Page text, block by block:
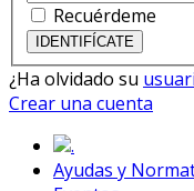
Recuérdeme
¿Ha olvidado su
Crear una cuenta
.
Ayudas y